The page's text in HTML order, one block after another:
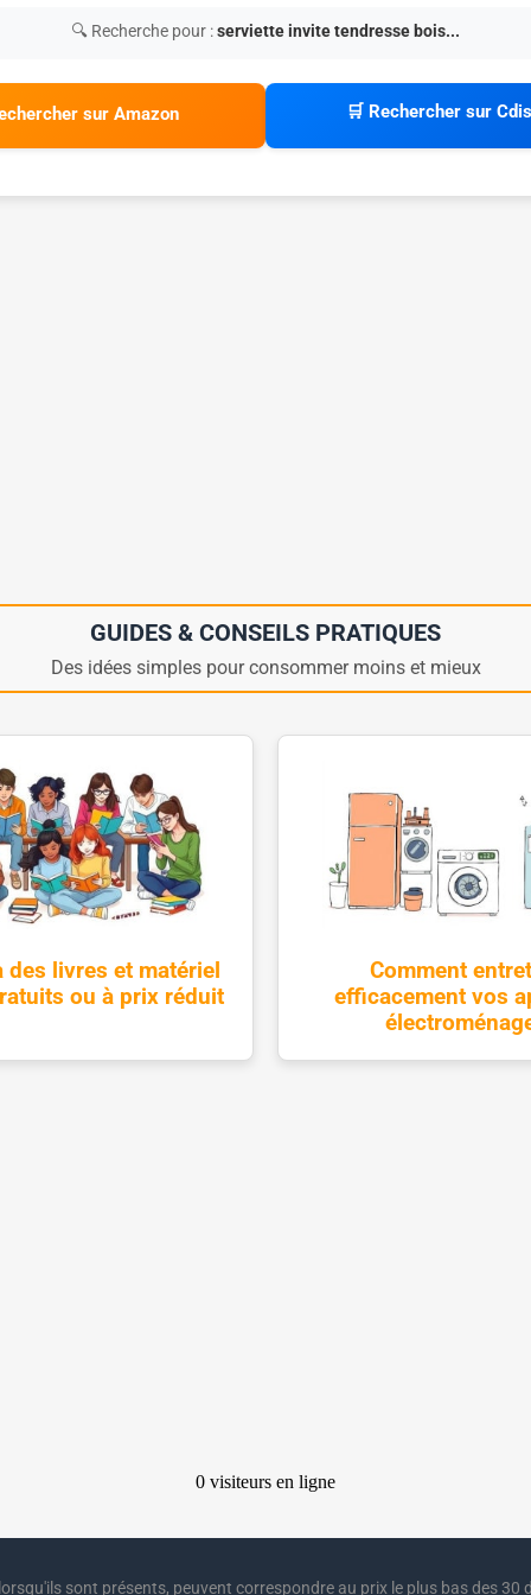
🔍 Recherche pour :serviette invite tendresse bois...
sur Amazon 🛒 Rechercher sur
GUIDES & CONSEILS PRATIQUES
Des idées simples pour consommer moins et mieux
des livres et matériel
ou à prix réduit
Comment
efficacement vos
sont présents, peuvent correspondre au prix le plus bas des 30